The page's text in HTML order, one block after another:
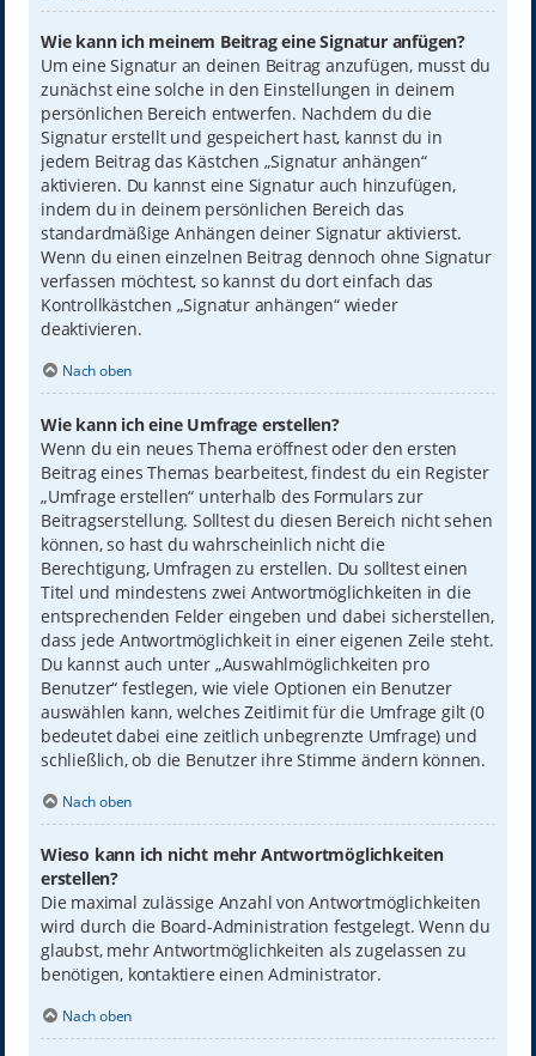
Wie kann ich meinem Beitrag eine Signatur anfügen?
Um eine Signatur an deinen Beitrag anzufügen, musst du
zunächst eine solche in den Einstellungen in deinem
persönlichen Bereich entwerfen. Nachdem du die
Signatur erstellt und gespeichert hast, kannst du in
jedem Beitrag das Kästchen „Signatur anhängen“
aktivieren. Du kannst eine Signatur auch hinzufügen,
indem du in deinem persönlichen Bereich das
standardmäßige Anhängen deiner Signatur aktivierst.
Wenn du einen einzelnen Beitrag dennoch ohne Signatur
verfassen möchtest, so kannst du dort einfach das
Kontrollkästchen „Signatur anhängen“ wieder
deaktivieren.
Nach oben
Wie kann ich eine Umfrage erstellen?
Wenn du ein neues Thema eröffnest oder den ersten
Beitrag eines Themas bearbeitest, findest du ein Register
„Umfrage erstellen“ unterhalb des Formulars zur
Beitragserstellung. Solltest du diesen Bereich nicht sehen
können, so hast du wahrscheinlich nicht die
Berechtigung, Umfragen zu erstellen. Du solltest einen
Titel und mindestens zwei Antwortmöglichkeiten in die
entsprechenden Felder eingeben und dabei sicherstellen,
dass jede Antwortmöglichkeit in einer eigenen Zeile steht.
Du kannst auch unter „Auswahlmöglichkeiten pro
Benutzer“ festlegen, wie viele Optionen ein Benutzer
auswählen kann, welches Zeitlimit für die Umfrage gilt (0
bedeutet dabei eine zeitlich unbegrenzte Umfrage) und
schließlich, ob die Benutzer ihre Stimme ändern können.
Nach oben
Wieso kann ich nicht mehr Antwortmöglichkeiten
erstellen?
Die maximal zulässige Anzahl von Antwortmöglichkeiten
wird durch die Board-Administration festgelegt. Wenn du
glaubst, mehr Antwortmöglichkeiten als zugelassen zu
benötigen, kontaktiere einen Administrator.
Nach oben